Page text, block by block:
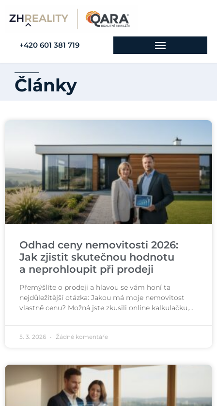
+420 601 381 719
Články
Odhad ceny nemovitosti 2026:
Jak zjistit skutečnou hodnotu
a neprohloupit při prodeji
Přemýšlíte o prodeji a hlavou se vám honí ta
nejdůležitější otázka: Jakou má moje nemovitost
vlastně cenu? Možná jste zkusili online kalkulačku,…
5. 3. 2026 Žádné komentáře